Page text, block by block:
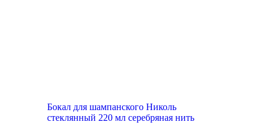
Бокал для шампанского Николь
стеклянный 220 мл серебряная нить